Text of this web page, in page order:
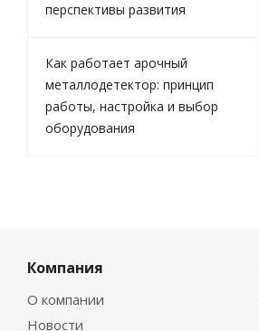
перспективы развития
Как работает арочный
металлодетектор: принцип
работы, настройка и выбор
оборудования
Компания
О компании
Новости